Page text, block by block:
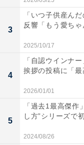
3
「いつ子供産ん
反響「もう愛ち
2025/10/17
4
「自認ウインナ
挨拶の投稿に「
2026/01/01
5
「過去1最高傑作
し方”シリーズで
2024/08/26